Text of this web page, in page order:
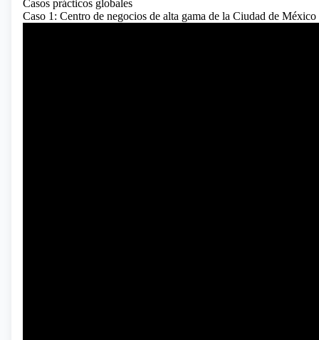
Casos prácticos globales
Caso 1: Centro de negocios de alta gama de la Ciudad de